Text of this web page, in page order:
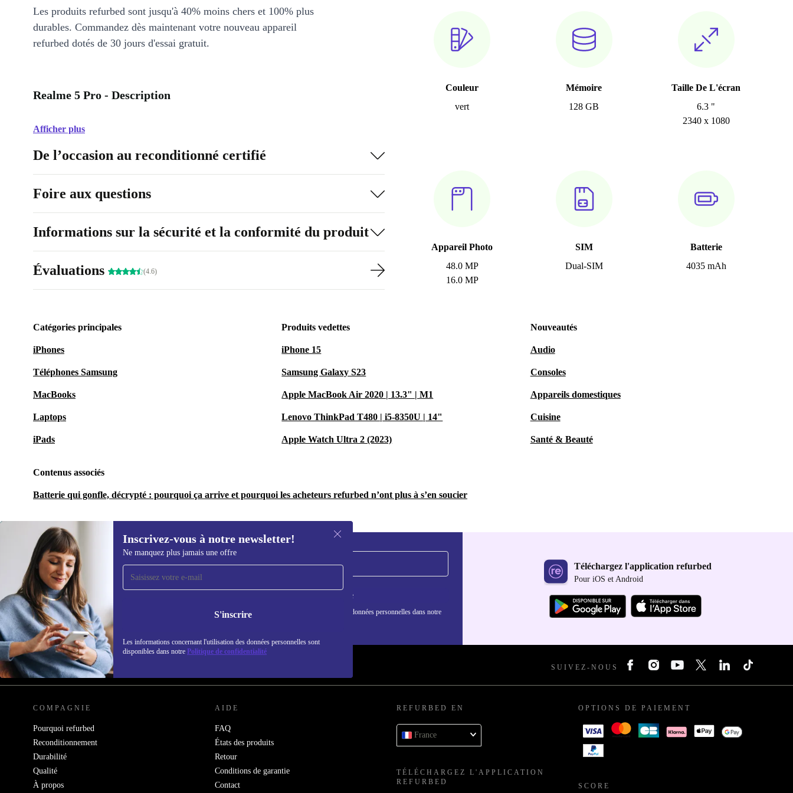
Couleur
vert
Mémoire
128 GB
Taille De L'écran
6.3 "
2340 x 1080
Appareil Photo
48.0 MP
16.0 MP
SIM
Dual-SIM
Batterie
4035 mAh
Les produits refurbed sont jusqu'à 40% moins chers et 100% plus
durables. Commandez dès maintenant votre nouveau appareil
refurbed dotés de 30 jours d'essai gratuit.
Realme 5 Pro - Description
Afficher plus
De l’occasion au reconditionné certifié
Foire aux questions
Informations sur la sécurité et la conformité du produit
Évaluations (4.6)
Catégories principales
iPhones
Téléphones Samsung
MacBooks
Laptops
iPads
Produits vedettes
iPhone 15
Samsung Galaxy S23
Apple MacBook Air 2020 | 13.3" | M1
Lenovo ThinkPad T480 | i5-8350U | 14"
Apple Watch Ultra 2 (2023)
Nouveautés
Audio
Consoles
Appareils domestiques
Cuisine
Santé & Beauté
Contenus associés
Batterie qui gonfle, décrypté : pourquoi ça arrive et pourquoi les acheteurs refurbed n’ont plus à s’en soucier
Inscrivez-vous à notre newsletter!
Ne manquez plus jamais une offre
S'inscrire
Les informations concernant l'utilisation des données personnelles sont
disponibles dans notre Politique de confidentialité
Recevoir offres et infos de
refurbed par mail
Ne manquez plus aucune offre.
S'inscrire
Retrouvez les informations sur l'utilisation des données personnelles dans notre
Téléchargez l'application refurbed
Pour iOS et Android
REFURBED FRANCE - RETHINK NEW. SUIVEZ-NOUS
COMPAGNIE
Pourquoi refurbed
Reconditionnement
Durabilité
Qualité
À propos
AIDE
FAQ
États des produits
Retour
Conditions de garantie
Contact
REFURBED EN
France
TÉLÉCHARGEZ L'APPLICATION
REFURBED
OPTIONS DE PAIEMENT
SCORE